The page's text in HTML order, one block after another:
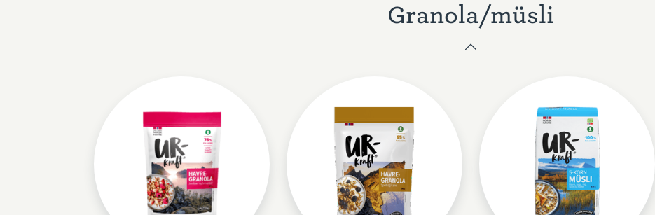
Granola/müsli